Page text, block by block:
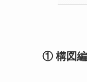
① 構図編